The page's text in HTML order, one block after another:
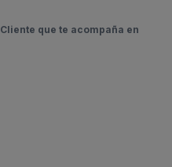
que te acompaña en